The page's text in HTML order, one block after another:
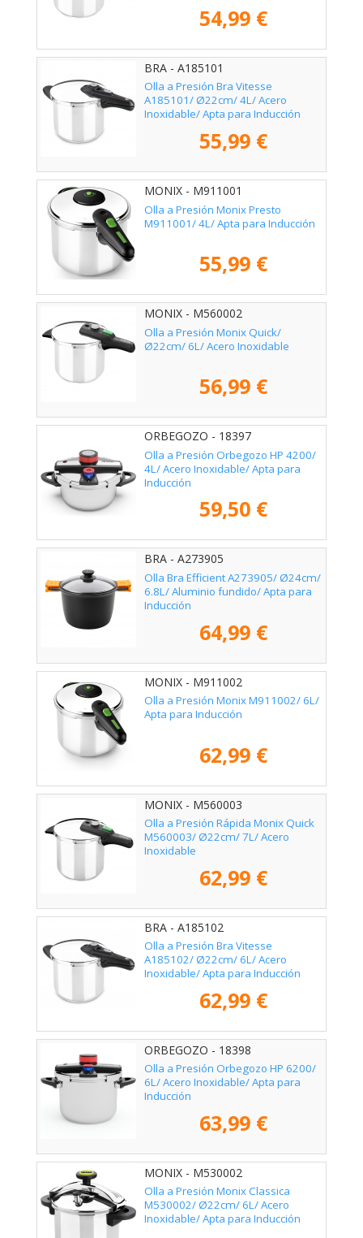
54,99 €
BRA - A185101
Olla a Presión Bra Vitesse
A185101/ Ø22cm/ 4L/ Acero
Inoxidable/ Apta para Inducción
55,99 €
MONIX - M911001
Olla a Presión Monix Presto
M911001/ 4L/ Apta para Inducción
55,99 €
MONIX - M560002
Olla a Presión Monix Quick/
Ø22cm/ 6L/ Acero Inoxidable
56,99 €
ORBEGOZO - 18397
Olla a Presión Orbegozo HP 4200/
4L/ Acero Inoxidable/ Apta para
Inducción
59,50 €
BRA - A273905
Olla Bra Efficient A273905/ Ø24cm/
6.8L/ Aluminio fundido/ Apta para
Inducción
64,99 €
MONIX - M911002
Olla a Presión Monix M911002/ 6L/
Apta para Inducción
62,99 €
MONIX - M560003
Olla a Presión Rápida Monix Quick
M560003/ Ø22cm/ 7L/ Acero
Inoxidable
62,99 €
BRA - A185102
Olla a Presión Bra Vitesse
A185102/ Ø22cm/ 6L/ Acero
Inoxidable/ Apta para Inducción
62,99 €
ORBEGOZO - 18398
Olla a Presión Orbegozo HP 6200/
6L/ Acero Inoxidable/ Apta para
Inducción
63,99 €
MONIX - M530002
Olla a Presión Monix Classica
M530002/ Ø22cm/ 6L/ Acero
Inoxidable/ Apta para Inducción